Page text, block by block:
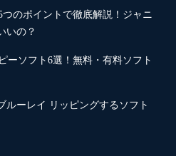
のポイントで徹底解説！ジャニ
いの？
ーソフト6選！無料・有料ソフト
ルーレイ リッピングするソフト